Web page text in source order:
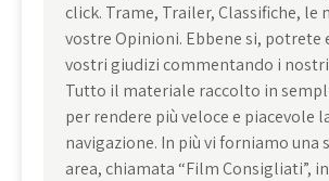
click. Trame, Trailer, Classifiche, le
vostre Opinioni. Ebbene si, potrete
vostri giudizi commentando i
Tutto il materiale raccolto in
per rendere più veloce e piacevole
navigazione. In più vi forniamo una
area, chiamata “Film Consigliati”,